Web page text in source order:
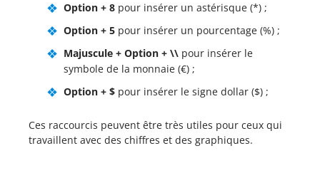
Option + 8 pour insérer un astérisque (*) ;
Option + 5 pour insérer un pourcentage (%) ;
Majuscule + Option + \\ pour insérer le
symbole de la monnaie (€) ;
Option + $ pour insérer le signe dollar ($) ;
Ces raccourcis peuvent être très utiles pour ceux qui
travaillent avec des chiffres et des graphiques.